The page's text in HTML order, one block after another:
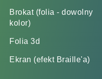
Brokat (folia - dowolny
kolor)
Folia 3d
Ekran (efekt Braille'a)